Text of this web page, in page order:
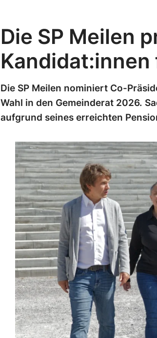
Die SP Meilen
Die SP Meilen nominiert Co-
Wahl in den Gemeinderat 2026.
aufgrund seines erreichten